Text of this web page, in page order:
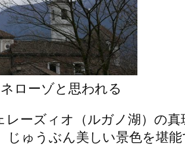
ローゾと思われる
ーズィオ（ルガノ湖）の
ゅうぶん美しい景色を堪能